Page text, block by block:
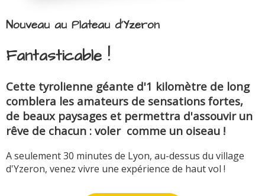
Nouveau au Plateau d'Yzeron
Fantasticable !
Cette tyrolienne géante d'1 kilomètre de long
comblera les amateurs de sensations fortes,
de beaux paysages et permettra d'assouvir un
rêve de chacun : voler comme un oiseau !
A seulement 30 minutes de Lyon, au-dessus du village
d'Yzeron, venez vivre une expérience de haut vol !